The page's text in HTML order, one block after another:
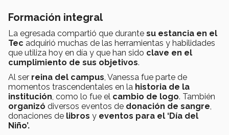
Formación integral
La egresada compartió que durante su estancia en el
Tec adquirió muchas de las herramientas y habilidades
que utiliza hoy en día y que han sido clave en el
cumplimiento de sus objetivos.
Al ser reina del campus, Vanessa fue parte de
momentos trascendentales en la historia de la
institución, como lo fue el cambio de logo. También
organizó diversos eventos de donación de sangre,
donaciones de libros y eventos para el ‘Día del
Niño’.